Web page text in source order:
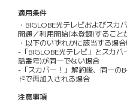
適用条件
・BIGLOBE光テレビおよびスカ
開通／利用開始(本登録)すること
・以下のいずれかに該当する場
-「BIGLOBE光テレビ」とスカ
話番号)が同一でない場合
-「スカパー！」解約後、同一の
ドで再加入される場合
注意事項